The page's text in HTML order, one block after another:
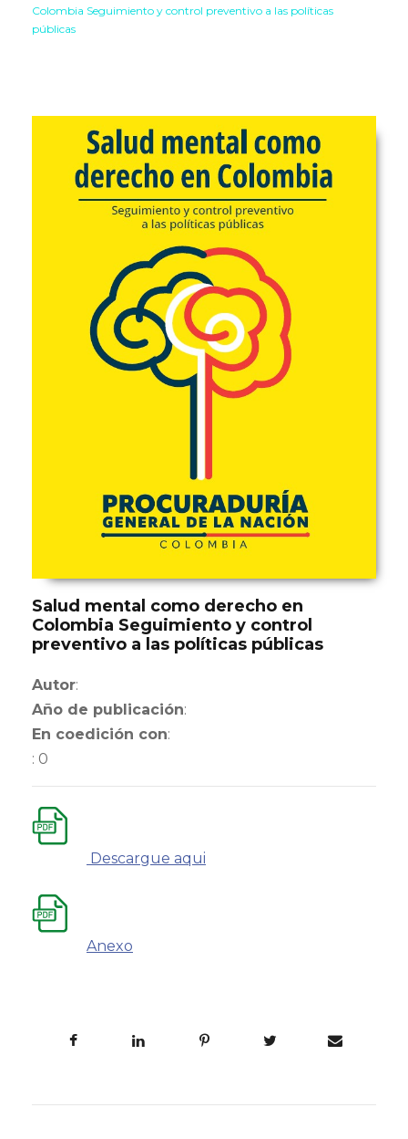
Colombia Seguimiento y control preventivo a las políticas
públicas
Salud mental como derecho en
Colombia Seguimiento y control
preventivo a las políticas públicas
Autor:
Año de publicación:
En coedición con:
: 0
Descargue aqui
Anexo